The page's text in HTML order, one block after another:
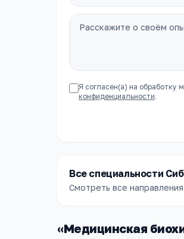
Я согласен(а) на обработку
конфиденциальности.
Все специальности
Смотреть все
«Медицинская